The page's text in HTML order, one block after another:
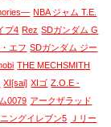
NBA ジャム T.E.
プ4 Rez SDガンダム G
エフ SDガンダム ジー
THE MECHSMITH
XI[sai] XIゴ Z.O.E -
0079 アークザラッド
ニングイレブン5
Ｊリー